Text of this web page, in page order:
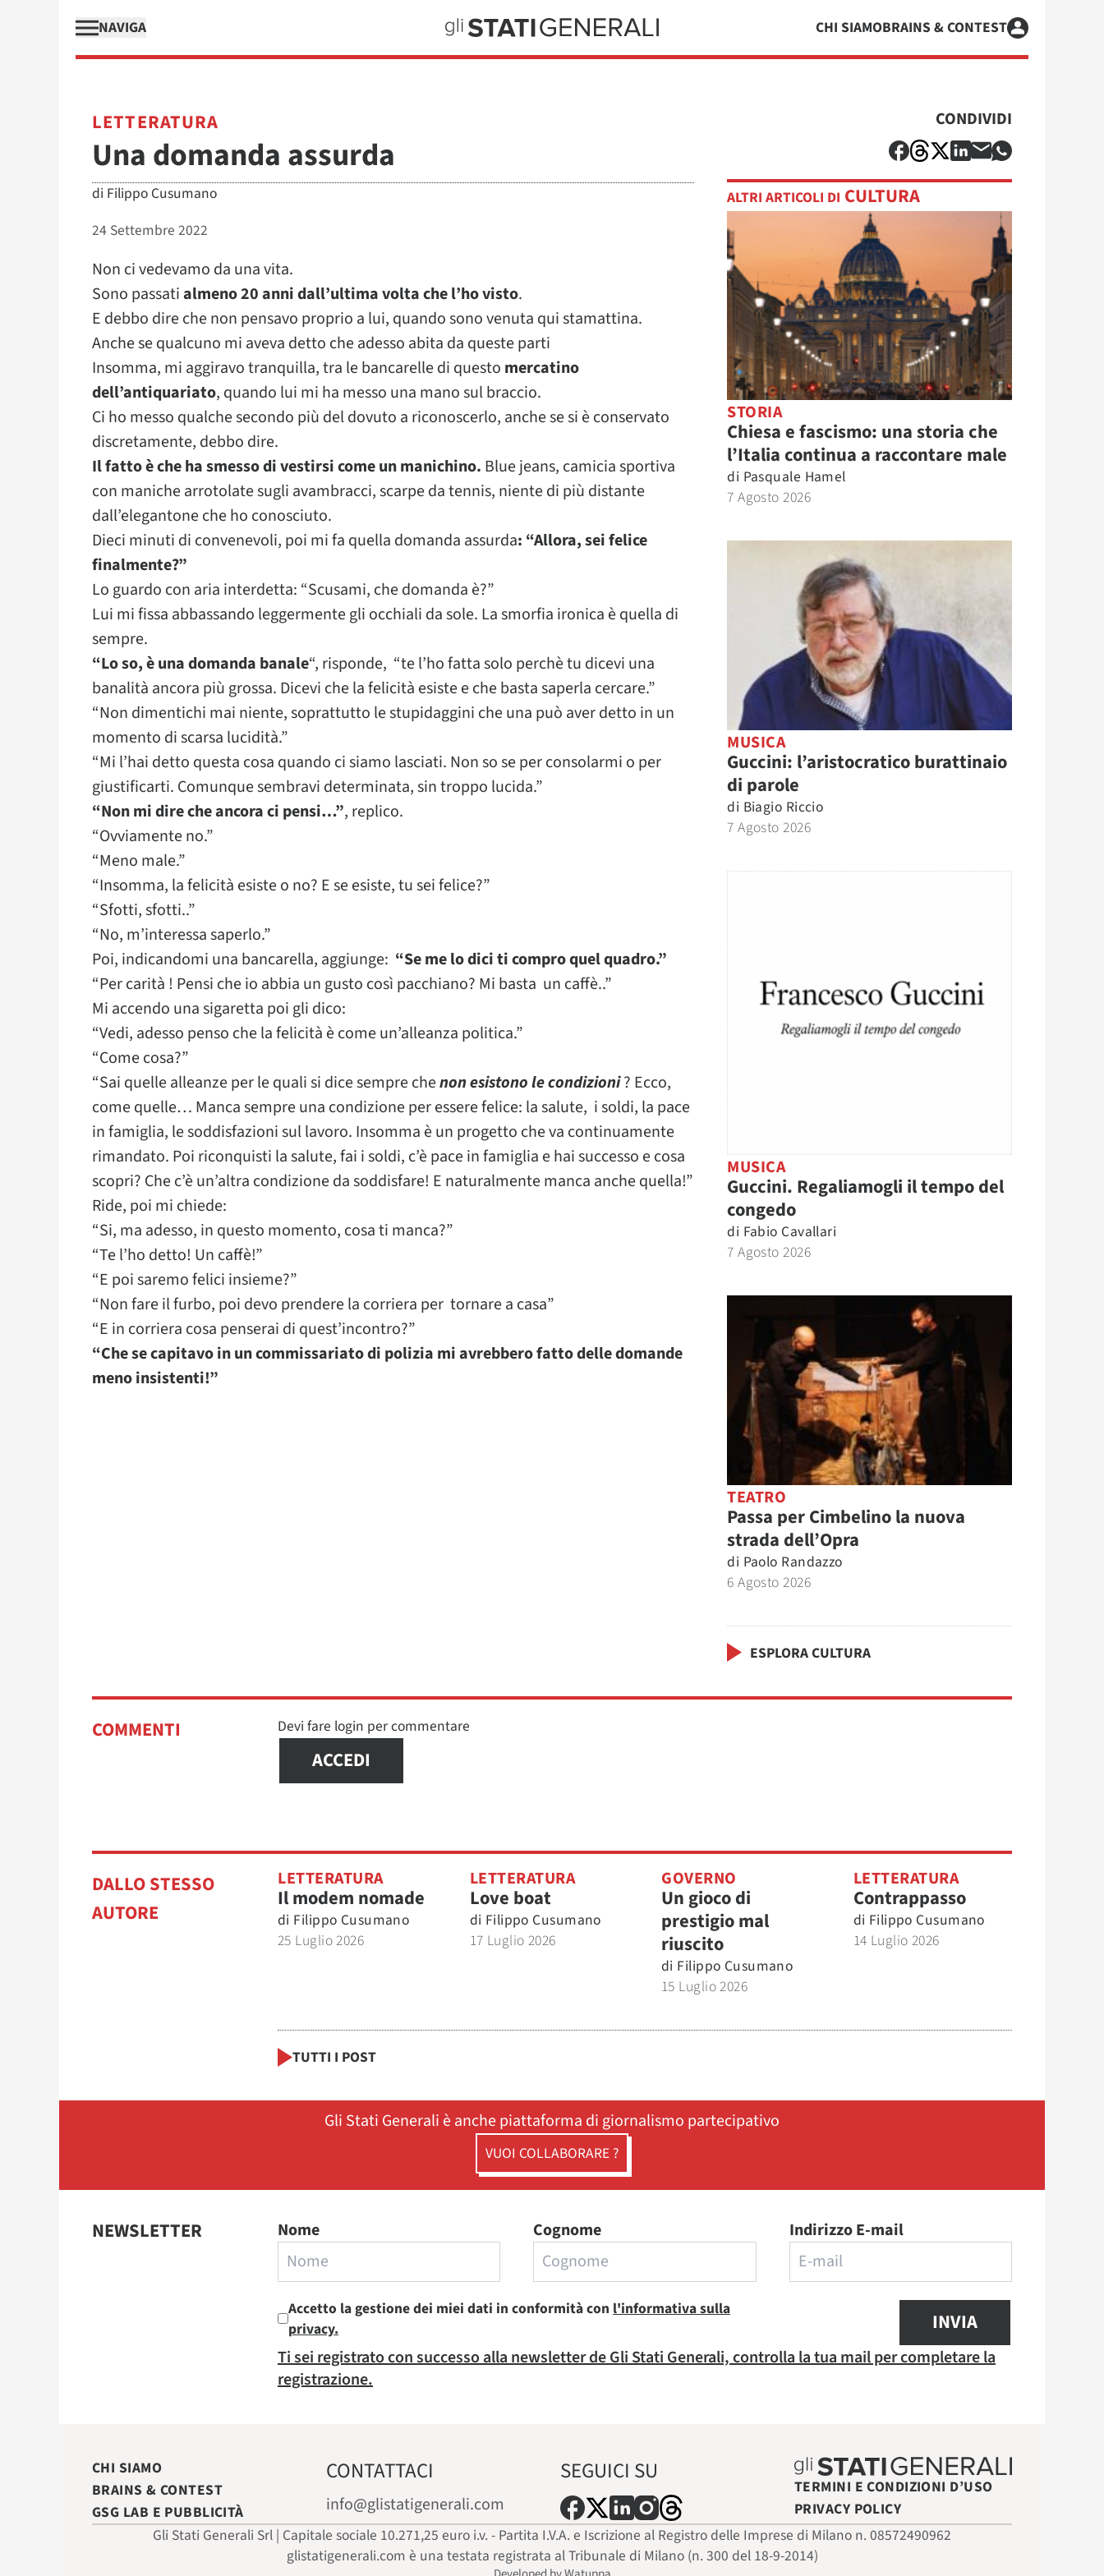
NAVIGA CHI SIAMOBRAINS & CONTEST
LETTERATURA
Una domanda assurda
di Filippo Cusumano
24 Settembre 2022
Non ci vedevamo da una vita.
Sono passatialmeno 20 anni dall’ultima volta che l’ho visto.
E debbo dire che non pensavo proprio a lui, quando sono venuta qui stamattina.
Anche se qualcuno mi aveva detto che adesso abita da queste parti
Insomma, mi aggiravo tranquilla, tra le bancarelle di questo mercatino
dell’antiquariato, quando lui mi ha messo una mano sul braccio.
Ci ho messo qualche secondo più del dovuto a riconoscerlo, anche se si è conservato
discretamente, debbo dire.
Il fatto è che ha smesso di vestirsi come un manichino. Blue jeans, camicia sportiva
con maniche arrotolate sugli avambracci, scarpe da tennis, niente di più distante
dall’elegantone che ho conosciuto.
Dieci minuti di convenevoli, poi mi fa quella domanda assurda: “Allora, sei felice
finalmente?”
Lo guardo con aria interdetta: “Scusami, che domanda è?”
Lui mi fissa abbassando leggermente gli occhiali da sole. La smorfia ironica è quella di
sempre.
“Lo so, è una domanda banale“, risponde, “te l’ho fatta solo perchè tu dicevi una
banalità ancora più grossa. Dicevi che la felicità esiste e che basta saperla cercare.”
“Non dimentichi mai niente, soprattutto le stupidaggini che una può aver detto in un
momento di scarsa lucidità.”
“Mi l’hai detto questa cosa quando ci siamo lasciati. Non so se per consolarmi o per
giustificarti. Comunque sembravi determinata, sin troppo lucida.”
“Non mi dire che ancora ci pensi…”, replico.
“Ovviamente no.”
“Meno male.”
“Insomma, la felicità esiste o no? E se esiste, tu sei felice?”
“Sfotti, sfotti..”
“No, m’interessa saperlo.”
Poi, indicandomi una bancarella, aggiunge: “Se me lo dici ti compro quel quadro.”
“Per carità ! Pensi che io abbia un gusto così pacchiano? Mi basta un caffè..”
Mi accendo una sigaretta poi gli dico:
“Vedi, adesso penso che la felicità è come un’alleanza politica.”
“Come cosa?”
“Sai quelle alleanze per le quali si dice sempre chenon esistono le condizioni? Ecco,
come quelle… Manca sempre una condizione per essere felice: la salute, i soldi, la pace
in famiglia, le soddisfazioni sul lavoro. Insomma è un progetto che va continuamente
rimandato. Poi riconquisti la salute, fai i soldi, c’è pace in famiglia e hai successo e cosa
scopri? Che c’è un’altra condizione da soddisfare! E naturalmente manca anche quella!”
Ride, poi mi chiede:
“Si, ma adesso, in questo momento, cosa ti manca?”
“Te l’ho detto! Un caffè!”
“E poi saremo felici insieme?”
“Non fare il furbo, poi devo prendere la corriera per tornare a casa”
“E in corriera cosa penserai di quest’incontro?”
“Che se capitavo in un commissariato di polizia mi avrebbero fatto delle domande
meno insistenti!”
CONDIVIDI
ALTRI ARTICOLI DI CULTURA
STORIA
Chiesa e fascismo: una storia che
l’Italia continua a raccontare male
di Pasquale Hamel
7 Agosto 2026
MUSICA
Guccini: l’aristocratico burattinaio
di parole
di Biagio Riccio
7 Agosto 2026
MUSICA
Guccini. Regaliamogli il tempo del
congedo
di Fabio Cavallari
7 Agosto 2026
TEATRO
Passa per Cimbelino la nuova
strada dell’Opra
di Paolo Randazzo
6 Agosto 2026
ESPLORA CULTURA
COMMENTI Devi fare login per commentare
ACCEDI
DALLO STESSO
AUTORE
LETTERATURA
Il modem nomade
di Filippo Cusumano
25 Luglio 2026
LETTERATURA
Love boat
di Filippo Cusumano
17 Luglio 2026
GOVERNO
Un gioco di
prestigio mal
riuscito
di Filippo Cusumano
15 Luglio 2026
LETTERATURA
Contrappasso
di Filippo Cusumano
14 Luglio 2026
TUTTI I POST
Gli Stati Generali è anche piattaforma di giornalismo partecipativo
VUOI COLLABORARE ?
NEWSLETTER Nome Cognome Indirizzo E-mail
Accetto la gestione dei miei dati in conformità con l'informativa sulla
privacy.
INVIA
Ti sei registrato con successo alla newsletter de Gli Stati Generali, controlla la tua mail per completare la
registrazione.
CHI SIAMO
BRAINS & CONTEST
GSG LAB E PUBBLICITÀ
CONTATTACI
info@glistatigenerali.com
SEGUICI SU
TERMINI E CONDIZIONI D’USO
PRIVACY POLICY
Gli Stati Generali Srl | Capitale sociale 10.271,25 euro i.v. - Partita I.V.A. e Iscrizione al Registro delle Imprese di Milano n. 08572490962
glistatigenerali.com è una testata registrata al Tribunale di Milano (n. 300 del 18-9-2014)